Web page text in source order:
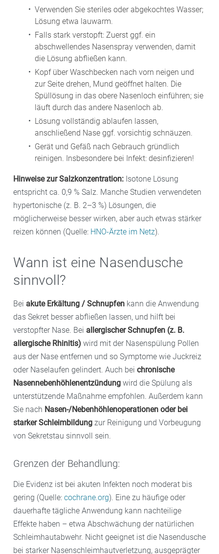
Verwenden Sie steriles oder abgekochtes Wasser;
Lösung etwa lauwarm.
Falls stark verstopft: Zuerst ggf. ein
abschwellendes Nasenspray verwenden, damit
die Lösung abfließen kann.
Kopf über Waschbecken nach vorn neigen und
zur Seite drehen, Mund geöffnet halten. Die
Spüllösung in das obere Nasenloch einführen; sie
läuft durch das andere Nasenloch ab.
Lösung vollständig ablaufen lassen,
anschließend Nase ggf. vorsichtig schnäuzen.
Gerät und Gefäß nach Gebrauch gründlich
reinigen. Insbesondere bei Infekt: desinfizieren!
Hinweise zur Salzkonzentration: Isotone Lösung
entspricht ca. 0,9 % Salz. Manche Studien verwendeten
hypertonische (z. B. 2–3 %) Lösungen, die
möglicherweise besser wirken, aber auch etwas stärker
reizen können (Quelle: HNO-Ärzte im Netz).
Wann ist eine Nasendusche
sinnvoll?
Bei akute Erkältung / Schnupfen kann die Anwendung
das Sekret besser abfließen lassen, und hilft bei
verstopfter Nase. Bei allergischer Schnupfen (z. B.
allergische Rhinitis) wird mit der Nasenspülung Pollen
aus der Nase entfernen und so Symptome wie Juckreiz
oder Naselaufen gelindert. Auch bei chronische
Nasennebenhöhlenentzündung wird die Spülung als
unterstützende Maßnahme empfohlen. Außerdem kann
Sie nach Nasen-/Nebenhöhlenoperationen oder bei
starker Schleimbildung zur Reinigung und Vorbeugung
von Sekretstau sinnvoll sein.
Grenzen der Behandlung:
Die Evidenz ist bei akuten Infekten noch moderat bis
gering (Quelle: cochrane.org). Eine zu häufige oder
dauerhafte tägliche Anwendung kann nachteilige
Effekte haben – etwa Abschwächung der natürlichen
Schleimhautabwehr. Nicht geeignet ist die Nasendusche
bei starker Nasenschleimhautverletzung, ausgeprägter